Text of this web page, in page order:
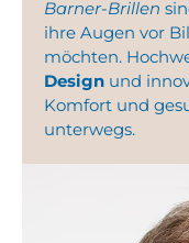
Barner-Brillen
ihre Augen vor
möchten.
Design und
Komfort und
unterwegs.